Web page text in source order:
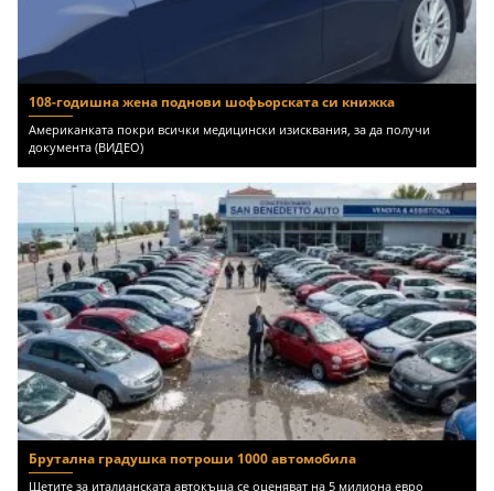
108-годишна жена поднови шофьорската си книжка
Американката покри всички медицински изисквания, за да получи
документа (ВИДЕО)
Брутална градушка потроши 1000 автомобила
Щетите за италианската автокъща се оценяват на 5 милиона евро